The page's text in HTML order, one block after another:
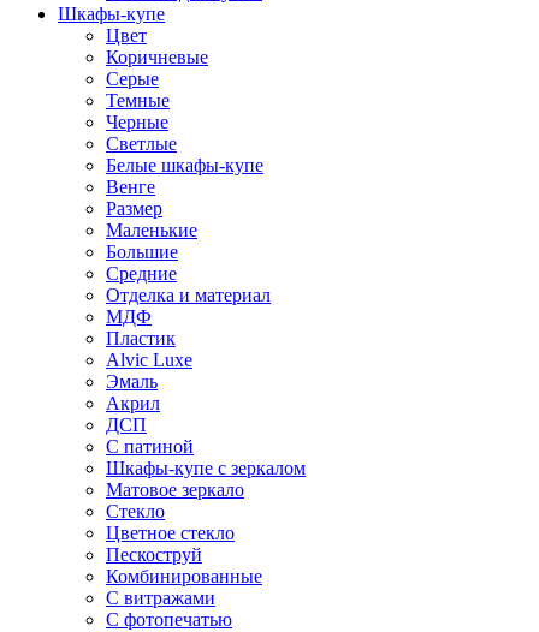
Шкафы-купе
Цвет
Коричневые
Серые
Темные
Черные
Светлые
Белые шкафы-купе
Венге
Размер
Маленькие
Большие
Средние
Отделка и материал
МДФ
Пластик
Alvic Luxe
Эмаль
Акрил
ДСП
С патиной
Шкафы-купе с зеркалом
Матовое зеркало
Стекло
Цветное стекло
Пескоструй
Комбинированные
С витражами
С фотопечатью